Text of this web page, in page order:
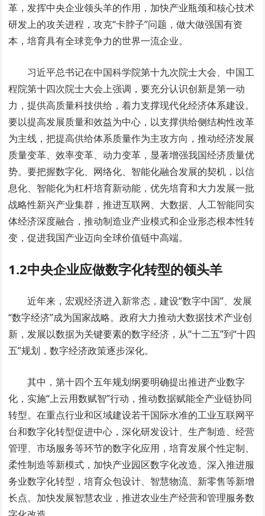
革，发挥中央企业领头羊的作用，加快产业瓶颈和核心技术
研发上的攻关进程，攻克“卡脖子”问题，做大做强国有资
本，培育具有全球竞争力的世界一流企业。
习近平总书记在中国科学院第十九次院士大会、中国工
程院第十四次院士大会上强调，要充分认识创新是第一动
力，提供高质量科技供给，着力支撑现代化经济体系建设。
要以提高发展质量和效益为中心，以支撑供给侧结构性改革
为主线，把提高供给体系质量作为主攻方向，推动经济发展
质量变革、效率变革、动力变革，显著增强我国经济质量优
势。要把握数字化、网络化、智能化融合发展的契机，以信
息化、智能化为杠杆培育新动能，优先培育和大力发展一批
战略性新兴产业集群，推进互联网、大数据、人工智能同实
体经济深度融合，推动制造业产业模式和企业形态根本性转
变，促进我国产业迈向全球价值链中高端。
1.2中央企业应做数字化转型的领头羊
近年来，宏观经济进入新常态，建设“数字中国”、发展
“数字经济”成为国家战略。政府大力推动大数据技术产业创
新，发展以数据为关键要素的数字经济，从“十二五”到“十四
五”规划，数字经济政策逐步深化。
其中，第十四个五年规划纲要明确提出推进产业数字
化，实施“上云用数赋智”行动，推动数据赋能全产业链协同
转型。在重点行业和区域建设若干国际水准的工业互联网平
台和数字化转型促进中心，深化研发设计、生产制造、经营
管理、市场服务等环节的数字化应用，培育发展个性定制、
柔性制造等新模式，加快产业园区数字化改造。深入推进服
务业数字化转型，培育众包设计、智慧物流、新零售等新增
长点。加快发展智慧农业，推进农业生产经营和管理服务数